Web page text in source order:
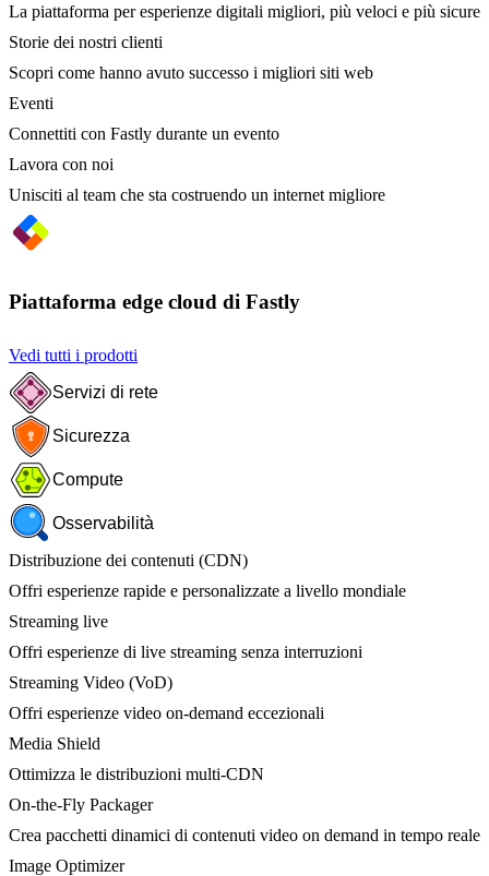
La piattaforma per esperienze digitali migliori, più veloci e più sicure
Storie dei nostri clienti
Scopri come hanno avuto successo i migliori siti web
Eventi
Connettiti con Fastly durante un evento
Lavora con noi
Unisciti al team che sta costruendo un internet migliore
Piattaforma edge cloud di Fastly
Vedi tutti i prodotti
Servizi di rete
Sicurezza
Compute
Osservabilità
Distribuzione dei contenuti (CDN)
Offri esperienze rapide e personalizzate a livello mondiale
Streaming live
Offri esperienze di live streaming senza interruzioni
Streaming Video (VoD)
Offri esperienze video on-demand eccezionali
Media Shield
Ottimizza le distribuzioni multi-CDN
On-the-Fly Packager
Crea pacchetti dinamici di contenuti video on demand in tempo reale
Image Optimizer